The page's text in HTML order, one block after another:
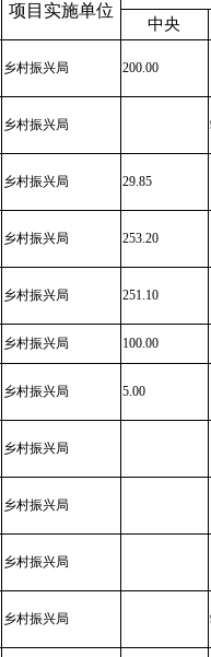
项目实施单位
中央
乡村振兴局 200.00
乡村振兴局
乡村振兴局 29.85
乡村振兴局 253.20
乡村振兴局 251.10
乡村振兴局 100.00
乡村振兴局 5.00
乡村振兴局
乡村振兴局
乡村振兴局
乡村振兴局